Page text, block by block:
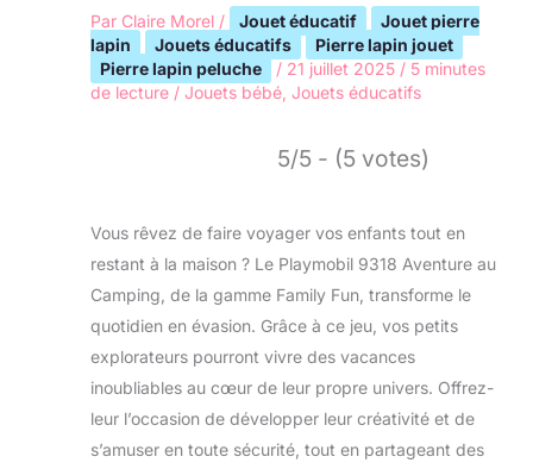
Par Claire Morel / Jouet éducatif
Jouet pierre
lapin
Jouets éducatifs
Pierre lapin jouet
Pierre lapin peluche
/ 21 juillet 2025 / 5 minutes
de lecture / Jouets bébé Jouets éducatifs
5/5 - (5 votes)
Vous rêvez de faire voyager vos enfants tout en
restant à la maison ? Le Playmobil 9318 Aventure au
Camping, de la gamme Family Fun, transforme le
quotidien en évasion. Grâce à ce jeu, vos petits
explorateurs pourront vivre des vacances
inoubliables au cœur de leur propre univers. Offrez-
leur l’occasion de développer leur créativité et de
s’amuser en toute sécurité, tout en partageant des